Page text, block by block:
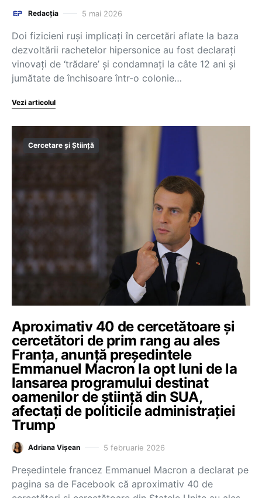
Redacția 5 mai 2026
Doi fizicieni ruşi implicaţi în cercetări aflate la baza
dezvoltării rachetelor hipersonice au fost declaraţi
vinovaţi de ‘trădare’ şi condamnaţi la câte 12 ani şi
jumătate de închisoare într-o colonie…
Vezi articolul
Cercetare și Știință
Aproximativ 40 de cercetătoare și
cercetători de prim rang au ales
Franța, anunță președintele
Emmanuel Macron la opt luni de la
lansarea programului destinat
oamenilor de știință din SUA,
afectați de politicile administrației
Trump
Adriana Vișean 5 februarie 2026
Președintele francez Emmanuel Macron a declarat pe
pagina sa de Facebook că aproximativ 40 de